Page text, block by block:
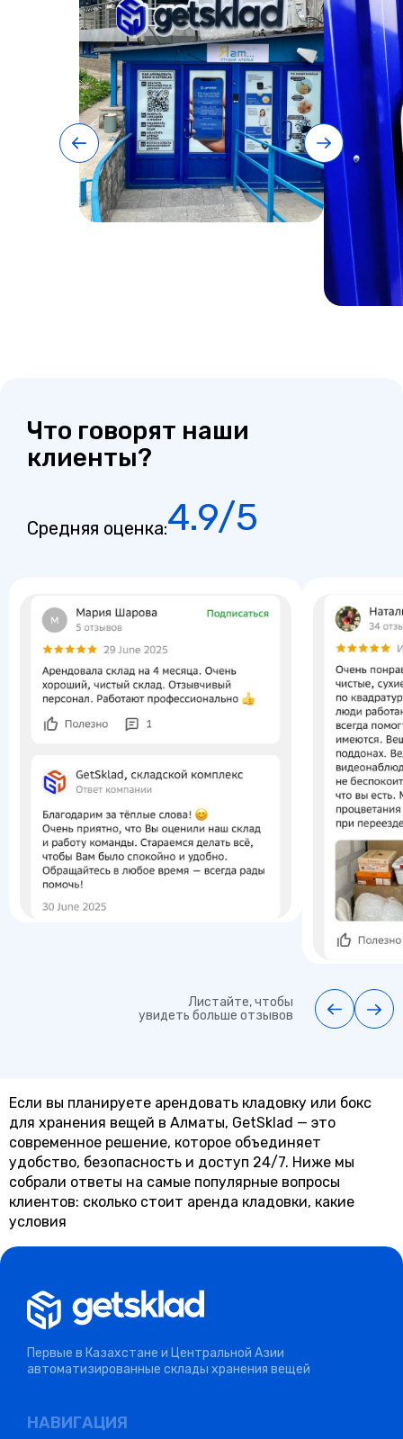
Что говорят наши
клиенты?
Средняя оценка:4.9/5
Листайте, чтобы
увидеть больше отзывов
Если вы планируете арендовать кладовку или бокс
для хранения вещей в Алматы, GetSklad — это
современное решение, которое объединяет
удобство, безопасность и доступ 24/7. Ниже мы
собрали ответы на самые популярные вопросы
клиентов: сколько стоит аренда кладовки, какие
условия
Первые в Казахстане и Центральной Азии
автоматизированные склады хранения вещей
НАВИГАЦИЯ